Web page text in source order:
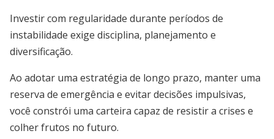
Investir com regularidade durante períodos de
instabilidade exige disciplina, planejamento e
diversificação.
Ao adotar uma estratégia de longo prazo, manter uma
reserva de emergência e evitar decisões impulsivas,
você constrói uma carteira capaz de resistir a crises e
colher frutos no futuro.